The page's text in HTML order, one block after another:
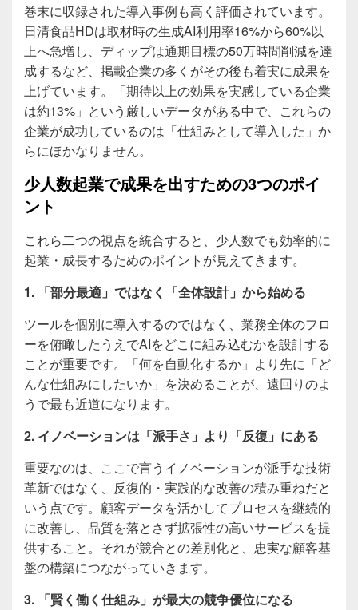
巻末に収録された導入事例も高く評価されています。
日清食品HDは取材時の生成AI利用率16%から60%以
上へ急増し、ディップは通期目標の50万時間削減を達
成するなど、掲載企業の多くがその後も着実に成果を
上げています。「期待以上の効果を実感している企業
は約13%」という厳しいデータがある中で、これらの
企業が成功しているのは「仕組みとして導入した」か
らにほかなりません。
少人数起業で成果を出すための3つのポイ
ント
これら二つの視点を統合すると、少人数でも効率的に
起業・成長するためのポイントが見えてきます。
1. 「部分最適」ではなく「全体設計」から始める
ツールを個別に導入するのではなく、業務全体のフロ
ーを俯瞰したうえでAIをどこに組み込むかを設計する
ことが重要です。「何を自動化するか」より先に「ど
んな仕組みにしたいか」を決めることが、遠回りのよ
うで最も近道になります。
2. イノベーションは「派手さ」より「反復」にある
重要なのは、ここで言うイノベーションが派手な技術
革新ではなく、反復的・実践的な改善の積み重ねだと
いう点です。顧客データを活かしてプロセスを継続的
に改善し、品質を落とさず拡張性の高いサービスを提
供すること。それが競合との差別化と、忠実な顧客基
盤の構築につながっていきます。
3. 「賢く働く仕組み」が最大の競争優位になる